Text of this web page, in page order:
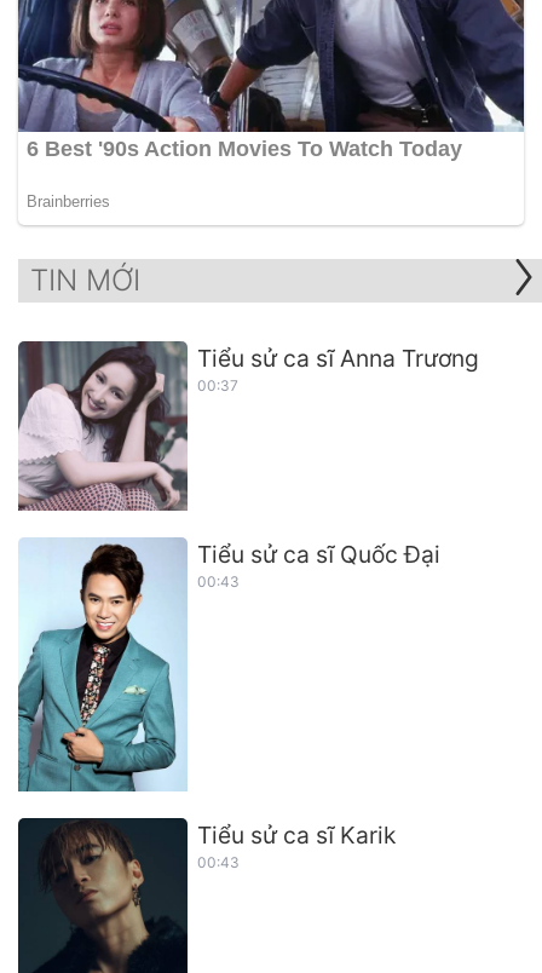
TIN MỚI
Tiểu sử ca sĩ Anna Trương
00:37
Tiểu sử ca sĩ Quốc Đại
00:43
Tiểu sử ca sĩ Karik
00:43